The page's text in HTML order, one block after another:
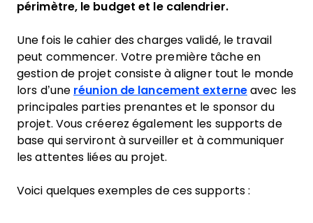
périmètre, le budget et le calendrier.
Une fois le cahier des charges validé, le travail
peut commencer. Votre première tâche en
gestion de projet consiste à aligner tout le monde
lors d’une réunion de lancement externeavec les
principales parties prenantes et le sponsor du
projet. Vous créerez également les supports de
base qui serviront à surveiller et à communiquer
les attentes liées au projet.
Voici quelques exemples de ces supports :